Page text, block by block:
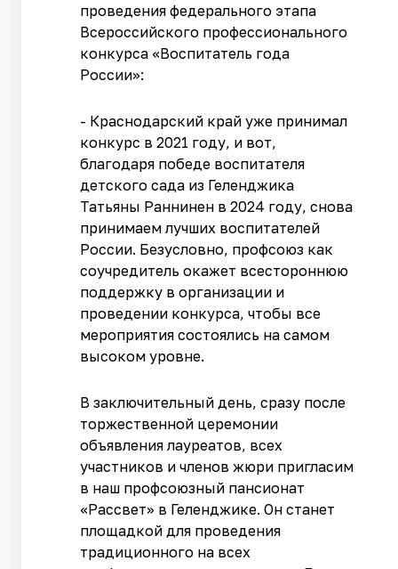
проведения федерального этапа
Всероссийского профессионального
конкурса «Воспитатель года
России»:
- Краснодарский край уже принимал
конкурс в 2021 году, и вот,
благодаря победе воспитателя
детского сада из Геленджика
Татьяны Раннинен в 2024 году, снова
принимаем лучших воспитателей
России. Безусловно, профсоюз как
соучредитель окажет всестороннюю
поддержку в организации и
проведении конкурса, чтобы все
мероприятия состоялись на самом
высоком уровне.
В заключительный день, сразу после
торжественной церемонии
объявления лауреатов, всех
участников и членов жюри пригласим
в наш профсоюзный пансионат
«Рассвет» в Геленджике. Он станет
площадкой для проведения
традиционного на всех